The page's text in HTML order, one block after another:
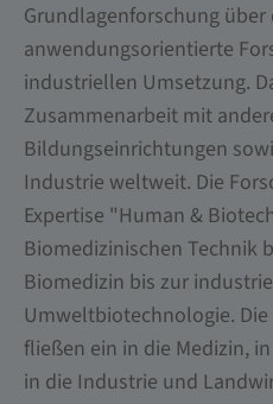
Grundlagenforschung über
anwendungsorientierte
industriellen Umsetzung.
Zusammenarbeit mit
Bildungseinrichtungen
Industrie weltweit. Die
Expertise "Human &
Biomedizinischen Technik
Biomedizin bis zur
Umweltbiotechnologie.
fließen ein in die Medizin,
in die Industrie und